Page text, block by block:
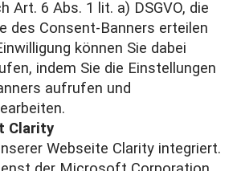
Art. 6 Abs. 1 lit. a) DSGVO, die
des Consent-Banners erteilen
können Sie dabei
indem Sie die Einstellungen
aufrufen und
Clarity
Webseite Clarity integriert.